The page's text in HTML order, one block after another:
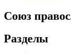
Союз
Разделы